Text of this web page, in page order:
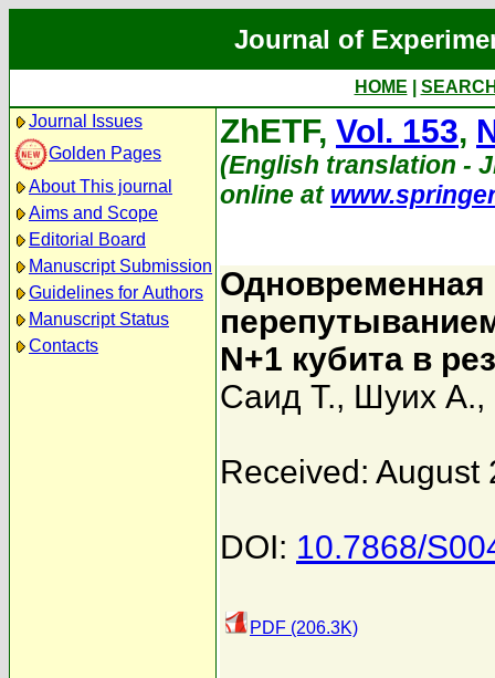
Journal of
HOME
Journal Issues
Golden Pages
About This journal
Aims and Scope
Editorial Board
Manuscript Submission
Guidelines for Authors
Manuscript Status
Contacts
ZhETF, Vol. 153,
(English translation -
online at
Одновременная
N+1 кубита в
Саид Т., Шуих А.,
Received: August
DOI: 10.7868/
PDF (206.3K)